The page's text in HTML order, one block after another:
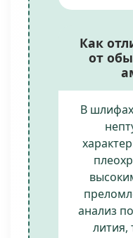
Как
от
В
анализ
лития,